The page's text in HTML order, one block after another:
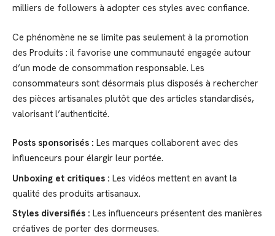
milliers de followers à adopter ces styles avec confiance.
Ce phénomène ne se limite pas seulement à la promotion
des Produits : il favorise une communauté engagée autour
d’un mode de consommation responsable. Les
consommateurs sont désormais plus disposés à rechercher
des pièces artisanales plutôt que des articles standardisés,
valorisant l’authenticité.
Posts sponsorisés : Les marques collaborent avec des
influenceurs pour élargir leur portée.
Unboxing et critiques : Les vidéos mettent en avant la
qualité des produits artisanaux.
Styles diversifiés : Les influenceurs présentent des manières
créatives de porter des dormeuses.